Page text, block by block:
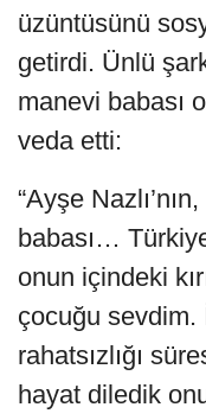
üzüntüsünü
getirdi. Ünlü
manevi babası
veda etti:
“Ayşe
babası…
onun içindeki
çocuğu sevdim.
rahatsızlığı
hayat diledik